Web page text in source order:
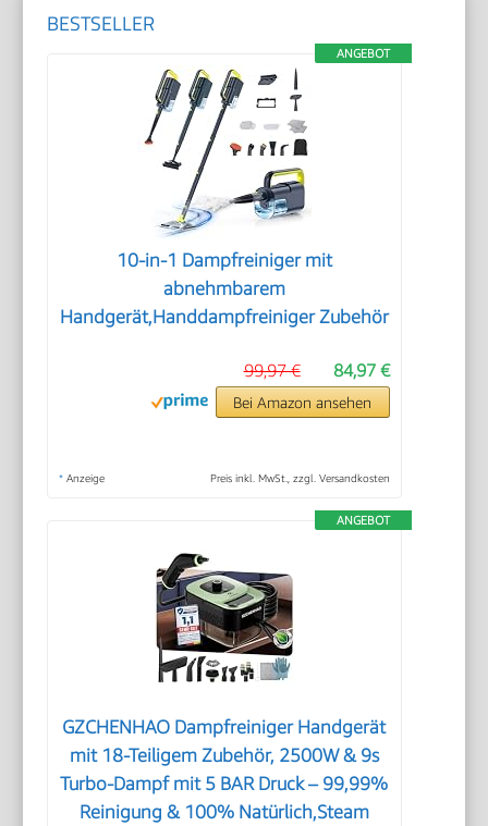
BESTSELLER
ANGEBOT
10-in-1 Dampfreiniger mit
abnehmbarem
Handgerät,Handdampfreiniger Zubehör
84,97 €
99,97 €
Bei Amazon ansehen
* Anzeige Preis inkl. MwSt., zzgl. Versandkosten
ANGEBOT
GZCHENHAO Dampfreiniger Handgerät
mit 18-Teiligem Zubehör, 2500W & 9s
Turbo-Dampf mit 5 BAR Druck – 99,99%
Reinigung & 100% Natürlich,Steam